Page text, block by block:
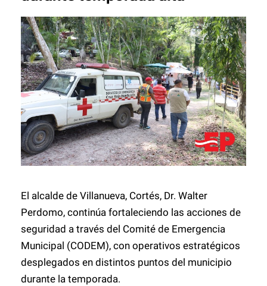
El alcalde de Villanueva, Cortés, Dr. Walter
Perdomo, continúa fortaleciendo las acciones de
seguridad a través del Comité de Emergencia
Municipal (CODEM), con operativos estratégicos
desplegados en distintos puntos del municipio
durante la temporada.